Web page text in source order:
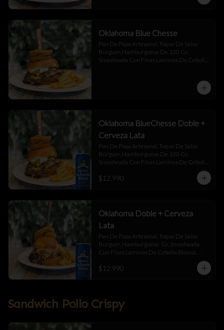
Oklahoma Blue Chesse
Pan De Papa Artesanal, Toque De Salsa
Búrguer, Hamburguesa De 120 Gr,
Smasheada Con Finas Laminas De Cebolla
Oklahoma BlueChesse Doble +
Cerveza Lata
Pan De Papa Artesanal, Toque De Salsa
Búrguer, Hamburguesa De 120 Gr,
Smasheada Con Finas Laminas De Cebolla
Jalapeño Y Toque De Salsa Búrguer .
$12.990
Oklahoma Doble + Cerveza
Lata
Pan De Papa Artesanal, Toque De Salsa
Búrguer, Hamburguesa  Gr, Smasheada
Con Finas Láminas De Cebolla Blanca,
Queso Cheddar Y Toque De Salsa Búrguer.
$12.990
Sandwich Pollo Crispy